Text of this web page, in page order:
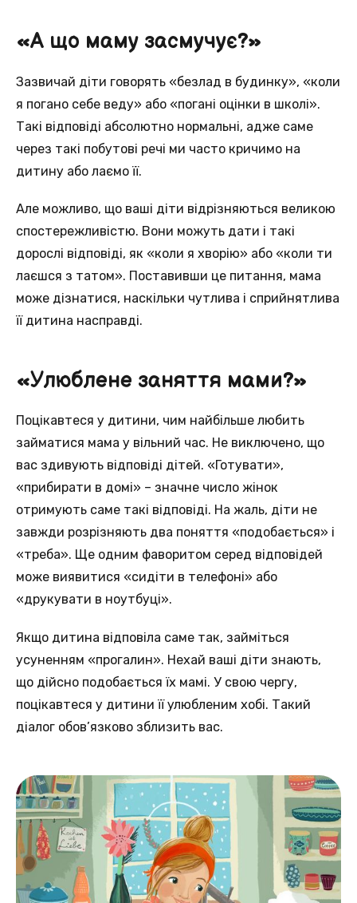
«А що маму засмучує?»
Зазвичай діти говорять «безлад в будинку», «коли
я погано себе веду» або «погані оцінки в школі».
Такі відповіді абсолютно нормальні, адже саме
через такі побутові речі ми часто кричимо на
дитину або лаємо її.
Але можливо, що ваші діти відрізняються великою
спостережливістю. Вони можуть дати і такі
дорослі відповіді, як «коли я хворію» або «коли ти
лаєшся з татом». Поставивши це питання, мама
може дізнатися, наскільки чутлива і сприйнятлива
її дитина насправді.
«Улюблене заняття мами?»
Поцікавтеся у дитини, чим найбільше любить
займатися мама у вільний час. Не виключено, що
вас здивують відповіді дітей. «Готувати»,
«прибирати в домі» – значне число жінок
отримують саме такі відповіді. На жаль, діти не
завжди розрізняють два поняття «подобається» і
«треба». Ще одним фаворитом серед відповідей
може виявитися «сидіти в телефоні» або
«друкувати в ноутбуці».
Якщо дитина відповіла саме так, займіться
усуненням «прогалин». Нехай ваші діти знають,
що дійсно подобається їх мамі. У свою чергу,
поцікавтеся у дитини її улюбленим хобі. Такий
діалог обов’язково зблизить вас.